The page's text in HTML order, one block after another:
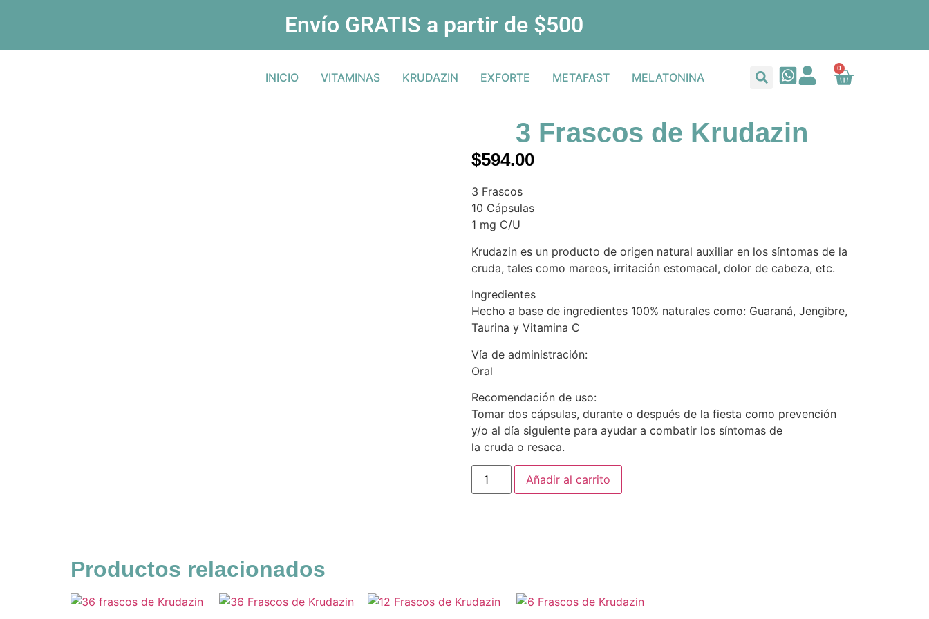
Envío GRATIS a partir de $500
INICIO VITAMINAS KRUDAZIN EXFORTE METAFAST MELATONINA
0
3 Frascos de Krudazin
$594.00
3 Frascos
10 Cápsulas
1 mg C/U
Krudazin es un producto de origen natural auxiliar en los síntomas de la
cruda, tales como mareos, irritación estomacal, dolor de cabeza, etc.
Ingredientes
Hecho a base de ingredientes 100% naturales como: Guaraná, Jengibre,
Taurina y Vitamina C
Vía de administración:
Oral
Recomendación de uso:
Tomar dos cápsulas, durante o después de la fiesta como prevención
y/o al día siguiente para ayudar a combatir los síntomas de
la cruda o resaca.
Añadir al carrito
Productos relacionados